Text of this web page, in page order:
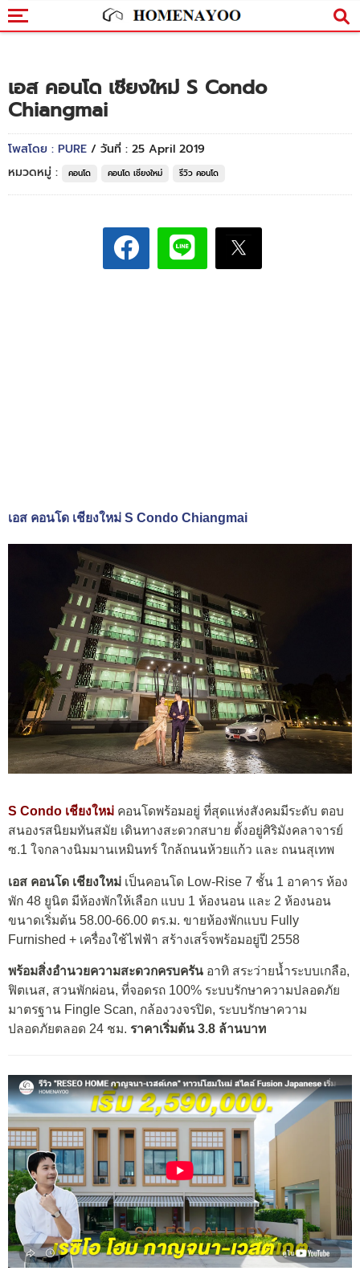
เอส คอนโด เชียงใหม่ S Condo
Chiangmai
โพสโดย : PURE / วันที่ : 25 April 2019
หมวดหมู่ :
คอนโด คอนโด เชียงใหม่ รีวิว คอนโด
เอส คอนโด เชียงใหม่ S Condo Chiangmai
S Condo เชียงใหม่ คอนโดพร้อมอยู่ ที่สุดแห่งสังคมมีระดับ ตอบ
สนองรสนิยมทันสมัย เดินทางสะดวกสบาย ตั้งอยู่ศิริมังคลาจารย์
ซ.1 ใจกลางนิมมานเหมินทร์ ใกล้ถนนห้วยแก้ว และ ถนนสุเทพ
เอส คอนโด เชียงใหม่ เป็นคอนโด Low-Rise 7 ชั้น 1 อาคาร ห้อง
พัก 48 ยูนิต มีห้องพักให้เลือก แบบ 1 ห้องนอน และ 2 ห้องนอน
ขนาดเริ่มต้น 58.00-66.00 ตร.ม. ขายห้องพักแบบ Fully
Furnished + เครื่องใช้ไฟฟ้า สร้างเสร็จพร้อมอยู่ปี 2558
พร้อมสิ่งอำนวยความสะดวกครบครัน อาทิ สระว่ายน้ำระบบเกลือ,
ฟิตเนส, สวนพักผ่อน, ที่จอดรถ 100% ระบบรักษาความปลอดภัย
มาตรฐาน Fingle Scan, กล้องวงจรปิด, ระบบรักษาความ
ปลอดภัยตลอด 24 ชม. ราคาเริ่มต้น 3.8 ล้านบาท